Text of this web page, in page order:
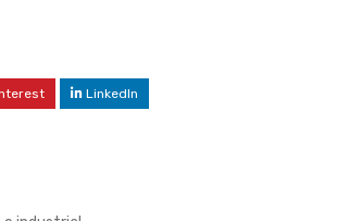
LinkedIn